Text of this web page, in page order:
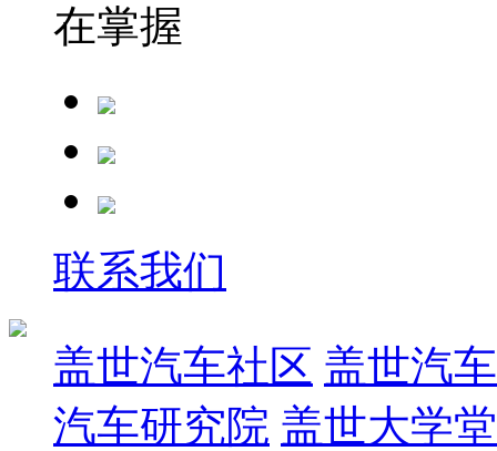
在掌握
联系我们
盖世汽车社区 盖世汽
汽车研究院 盖世大学堂